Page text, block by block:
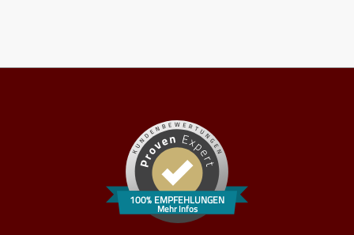
100% EMPFEHLUNGEN
Mehr Infos